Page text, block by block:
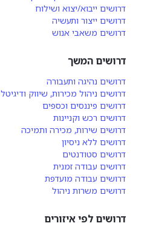
דרושים ייבוא/יצוא ושילוח
דרושים ייצור ותעשיה
דרושים משאבי אנוש
דרושים המשך
דרושים נהיגה ותעבורה
דרושים ניהול מכירות, שיווק ודיגיטל
דרושים פיננסים וכספים
דרושים רכש וקניינות
דרושים שירות, מכירה ותמיכה
דרושים ללא ניסיון
דרושים סטודנטים
דרושים עבודה זמנית
דרושים עבודה מועדפת
דרושים משרות ניהול
דרושים לפי איזורים